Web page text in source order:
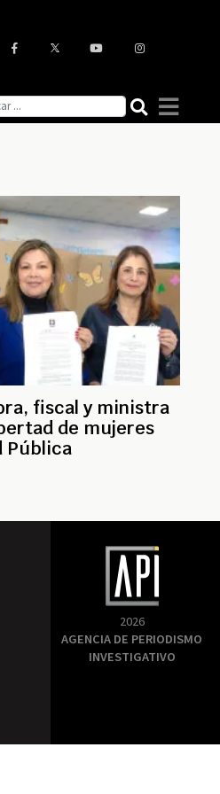
fiscal y ministra
de mujeres
Pública
2026
AGENCIA DE PERIODISMO
INVESTIGATIVO